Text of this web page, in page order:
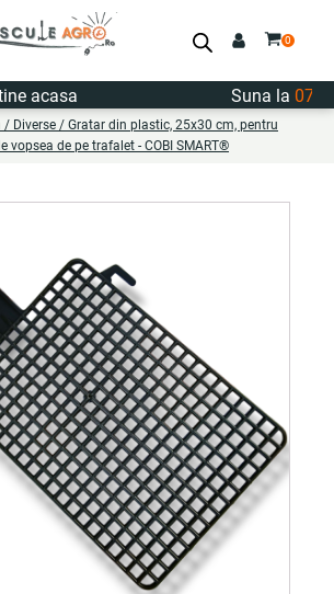
acasa Suna la
/ Diverse / Gratar din plastic, 25x30 cm, pentru
vopsea de pe trafalet - COBI SMART®